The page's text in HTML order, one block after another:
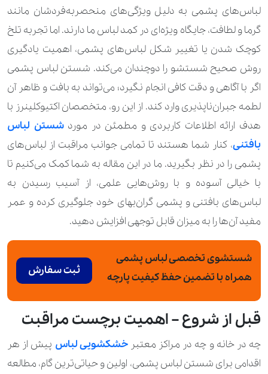
لباس‌های پشمی به دلیل ویژگی‌های منحصربه‌فردشان مانند
گرما و لطافت، جایگاه ویژه‌ای در کمد لباس ما دارند. اما تجربه‌ تلخ
کوچک شدن یا تغییر شکل لباس‌های پشمی، اهمیت یادگیری
روش صحیح شستشو را دوچندان می‌کند. شستن لباس پشمی
اگر با آگاهی و دقت کافی انجام نگیرد؛ می‌تواند به بافت و ظاهر آن
لطمه جبران‌ناپذیری وارد کند. از این رو، متخصصان اکتیوکلینرز با
هدف ارائه اطلاعات کاربردی و مطمئن در موردشستن لباس
بافتنی، کنار شما هستند تا تمامی جوانب مراقبت از لباس‌های
پشمی را در نظر بگیرید. ما در این مقاله به شما کمک می‌کنیم تا
با خیالی آسوده و با روش‌هایی علمی، از آسیب رسیدن به
لباس‌های بافتنی و پشمی گران‌بهای خود جلوگیری کرده و عمر
مفید آن‌ها را به میزان قابل توجهی افزایش دهید.
شستشوی تخصصی لباس پشمی
همراه با تضمین حفظ کیفیت پارچه
ثبت سفارش
قبل از شروع – اهمیت برچست مراقبت
چه در خانه و چه در مراکز معتبرخشکشویی لباس پیش از هر
اقدامی برای شستن لباس پشمی، اولین و حیاتی‌ترین گام، مطالعه